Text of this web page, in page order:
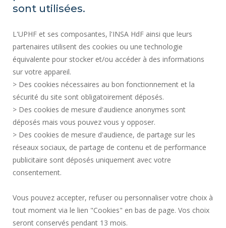
SITE MAP
ACCESSIBILITY
LEGAL INFORMATION
CONTACT
PERSONAL DATA
PUBLIC SERVICES +
CREDITS
I GIVE MY OPINION
ACCESSIBILITY: NOT COMPLIANT
COOKIE MANAGEMENT
Join us !
sont utilisées.
L'UPHF et ses composantes, l'INSA HdF ainsi que leurs
partenaires utilisent des cookies ou une technologie
équivalente pour stocker et/ou accéder à des informations
sur votre appareil.
> Des cookies nécessaires au bon fonctionnement et la
sécurité du site sont obligatoirement déposés.
> Des cookies de mesure d'audience anonymes sont
déposés mais vous pouvez vous y opposer.
> Des cookies de mesure d'audience, de partage sur les
réseaux sociaux, de partage de contenu et de performance
publicitaire sont déposés uniquement avec votre
consentement.
Vous pouvez accepter, refuser ou personnaliser votre choix à
tout moment via le lien "Cookies" en bas de page. Vos choix
seront conservés pendant 13 mois.